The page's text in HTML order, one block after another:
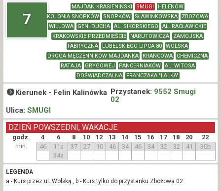
7
MAJDAN KRASIENIŃSKI SMUGI
HELENÓW
KOLONIA SNOPKÓW
SNOPKÓW SŁAWINKOWSKA
ZBOŻOWA
WILLOWA
GEN. DUCHA AL. SIKORSKIEGO
AL. RACŁAWICKIE
KRAKOWSKIE PRZEDMIEŚCIE
NARUTOWICZA
ZAMOJSKA
FABRYCZNA
LUBELSKIEGO LIPCA 80
WOLSKA
DROGA MĘCZENNIKÓW MAJDANKA
KRAŃCOWA
CHEMICZNA
RATAJA
GRYGOWEJ PANCERNIAKÓW
AL. WITOSA
DOŚWIADCZALNA
FRANCZAKA "LALKA"
Kierunek - Felin Kalinówka Przystanek: 9552 Smugi
02
Ulica: SMUGI
godz. 4 6 8 10 12 13 14 15 16 17 18 20 22
DZIEŃ POWSZEDNI, WAKACJE
min. 46
11a
34a
37 27 10 46 34 46 34 32 32 41 30b
LEGENDA
a - Kurs przez ul. Wolską , b - Kurs tylko do przystanku Zbożowa 02